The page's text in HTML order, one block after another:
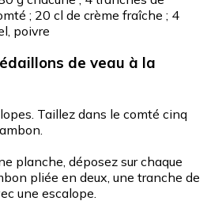
; 20 cl de crème fraîche ; 4
poivre
de veau à la
Taillez dans le comté cinq
planche, déposez sur chaque
pliée en deux, une tranche de
une escalope.